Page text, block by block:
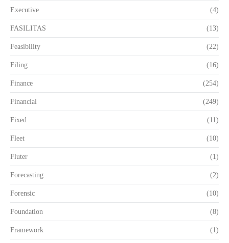
Executive (4)
FASILITAS (13)
Feasibility (22)
Filing (16)
Finance (254)
Financial (249)
Fixed (11)
Fleet (10)
Fluter (1)
Forecasting (2)
Forensic (10)
Foundation (8)
Framework (1)